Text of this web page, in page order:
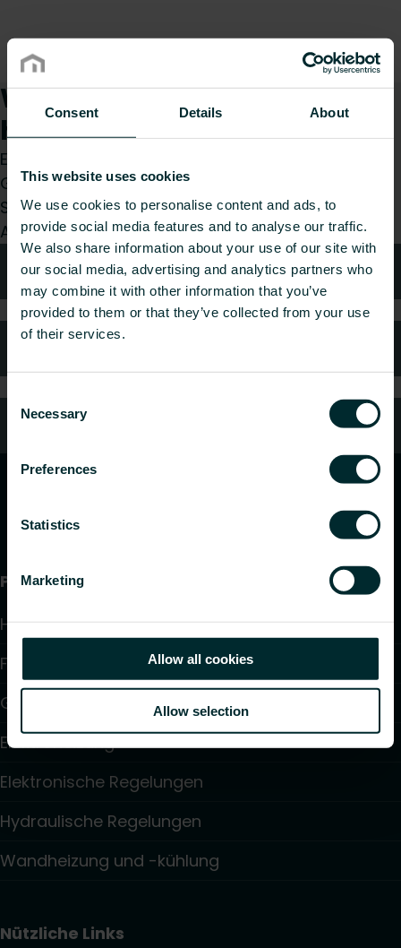
Consent Details About
This website uses cookies
We use cookies to personalise content and ads, to
provide social media features and to analyse our traffic.
We also share information about your use of our site with
our social media, advertising and analytics partners who
may combine it with other information that you’ve
provided to them or that they’ve collected from your use
of their services.
Consent
Selection
Necessary
Preferences
Statistics
Marketing
Allow all cookies
Allow selection
Wie können wir Ihnen
helfen?
Egal, ob Sie Installateur, Architekt, Planer,
Großhändler oder Endverbraucher sind, treffen
Sie eine Wahl und wir kümmern uns gerne um Ihr
Anliegen.
Technische Beratung
Kundendienst
Produkte
Heizkörper
Fußbodenheizung und -kühlung
Gebläsekonvektoren
Elektroheizung
Elektronische Regelungen
Hydraulische Regelungen
Wandheizung und -kühlung
Nützliche Links